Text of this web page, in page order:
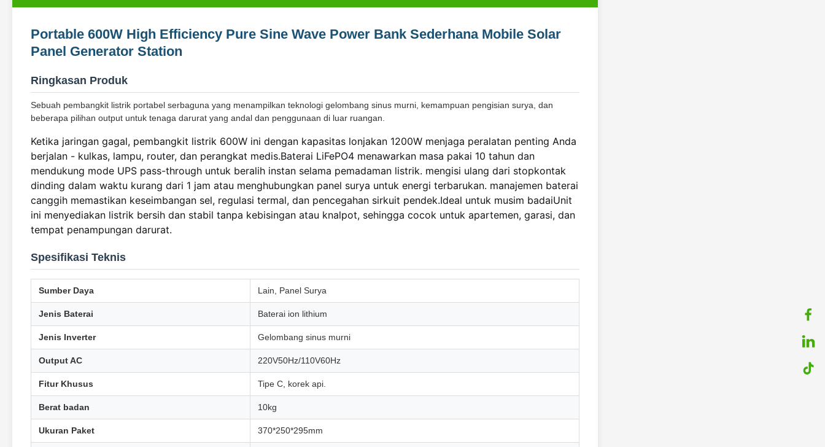
Portable 600W High Efficiency Pure Sine Wave Power Bank Sederhana Mobile Solar
Panel Generator Station
Ringkasan Produk
Sebuah pembangkit listrik portabel serbaguna yang menampilkan teknologi gelombang sinus murni, kemampuan pengisian surya, dan
beberapa pilihan output untuk tenaga darurat yang andal dan penggunaan di luar ruangan.
Ketika jaringan gagal, pembangkit listrik 600W ini dengan kapasitas lonjakan 1200W menjaga peralatan penting Anda
berjalan - kulkas, lampu, router, dan perangkat medis.Baterai LiFePO4 menawarkan masa pakai 10 tahun dan
mendukung mode UPS pass-through untuk beralih instan selama pemadaman listrik. mengisi ulang dari stopkontak
dinding dalam waktu kurang dari 1 jam atau menghubungkan panel surya untuk energi terbarukan. manajemen baterai
canggih memastikan keseimbangan sel, regulasi termal, dan pencegahan sirkuit pendek.Ideal untuk musim badaiUnit
ini menyediakan listrik bersih dan stabil tanpa kebisingan atau knalpot, sehingga cocok untuk apartemen, garasi, dan
tempat penampungan darurat.
Spesifikasi Teknis
Sumber Daya Lain, Panel Surya
Jenis Baterai Baterai ion lithium
Jenis Inverter Gelombang sinus murni
Output AC 220V50Hz/110V60Hz
Fitur Khusus Tipe C, korek api.
Berat badan 10kg
Ukuran Paket 370*250*295mm